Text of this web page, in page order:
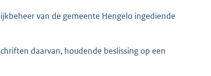
van de gemeente Hengelo ingediende
daarvan, houdende beslissing op een